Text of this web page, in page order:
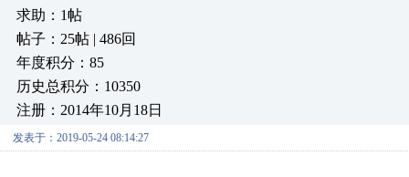
求助：1帖
帖子：25帖 | 486回
年度积分：85
历史总积分：10350
注册：2014年10月18日
发表于：2019-05-24 08:14:27